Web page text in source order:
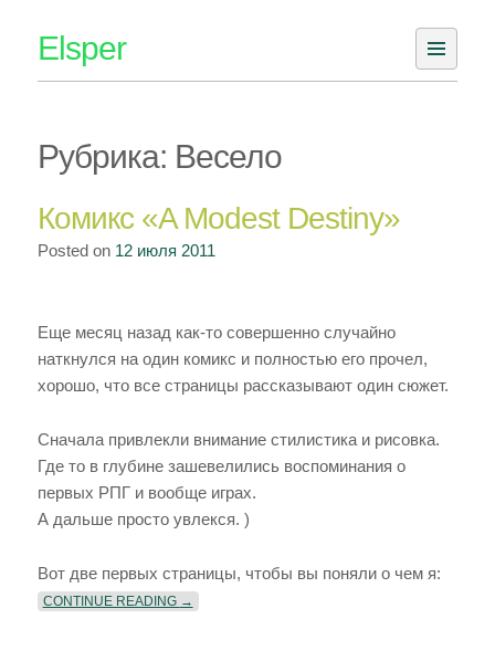
content
Elsper
Рубрика: Весело
Комикс «A Modest Destiny»
Posted on 12 июля 2011
Еще месяц назад как-то совершенно случайно
наткнулся на один комикс и полностью его прочел,
хорошо, что все страницы рассказывают один сюжет.
Сначала привлекли внимание стилистика и рисовка.
Где то в глубине зашевелились воспоминания о
первых РПГ и вообще играх.
А дальше просто увлекся. )
Вот две первых страницы, чтобы вы поняли о чем я:
CONTINUE READING «КОМИКС «A MODEST DESTINY»»
→